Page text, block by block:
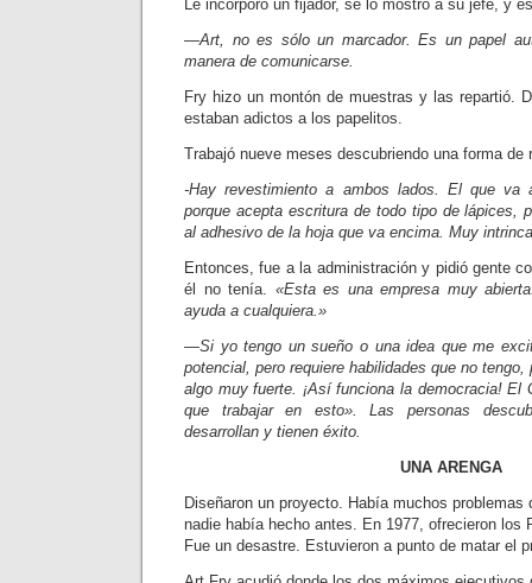
Le incorporó un fijador, se lo mostró a su jefe, y
—Art, no es sólo un marcador. Es un papel
manera de comunicarse.
Fry hizo un montón de muestras y las repartió.
estaban adictos a los papelitos.
Trabajó nueve meses descubriendo una forma de
-Hay revestimiento a ambos lados. El que va
porque acepta escritura de todo tipo de lápices,
al adhesivo de la hoja que va encima. Muy
Entonces, fue a la administración y pidió gente
él no tenía. «Esta es una empresa muy
ayuda a cualquiera.»
—Si yo tengo un sueño o una idea que me
potencial, pero requiere habilidades que no
algo muy fuerte. ¡Así funciona la democracia! El
que trabajar en esto». Las personas
desarrollan y tienen éxito.
UNA ARENGA
Diseñaron un proyecto. Había muchos problemas
nadie había hecho antes. En 1977, ofrecieron los
Fue un desastre. Estuvieron a punto de matar el